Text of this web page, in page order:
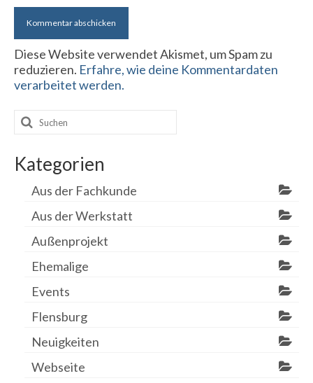
Diese Website verwendet Akismet, um Spam zu
reduzieren. Erfahre, wie deine Kommentardaten
verarbeitet werden.
Suchen
nach:
Kategorien
Aus der Fachkunde
Aus der Werkstatt
Außenprojekt
Ehemalige
Events
Flensburg
Neuigkeiten
Webseite